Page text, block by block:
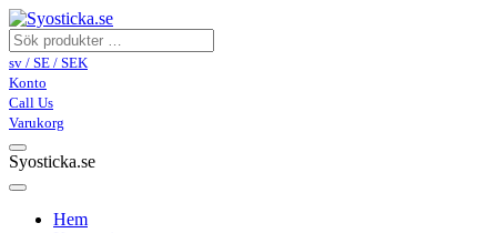
sv / SE / SEK
Konto
Call Us
Varukorg
Syosticka.se
Hem